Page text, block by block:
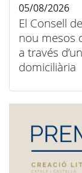
El Consell
nou mesos
a través
domiciliària
05/08/2026